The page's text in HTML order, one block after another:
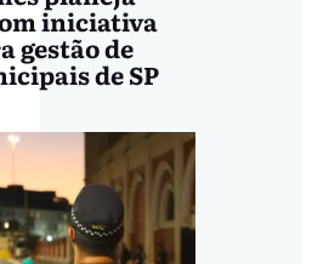
iniciativa
gestão de
de SP